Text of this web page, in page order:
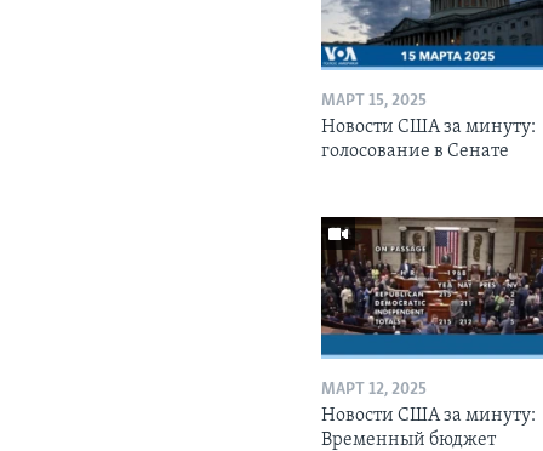
МАРТ 15, 2025
Новости США за минуту:
голосование в Сенате
МАРТ 12, 2025
Новости США за минуту:
Временный бюджет